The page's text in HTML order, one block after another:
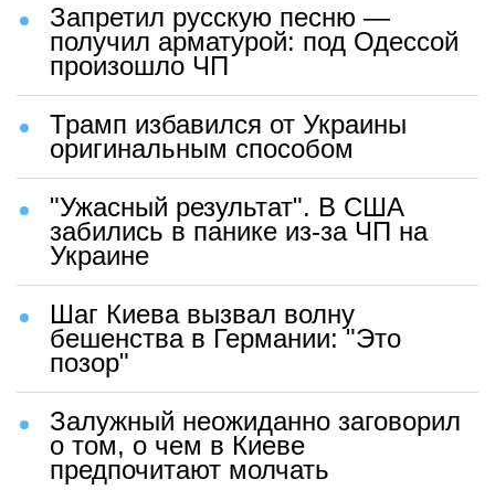
Запретил русскую песню —
получил арматурой: под Одессой
произошло ЧП
Трамп избавился от Украины
оригинальным способом
"Ужасный результат". В США
забились в панике из-за ЧП на
Украине
Шаг Киева вызвал волну
бешенства в Германии: "Это
позор"
Залужный неожиданно заговорил
о том, о чем в Киеве
предпочитают молчать